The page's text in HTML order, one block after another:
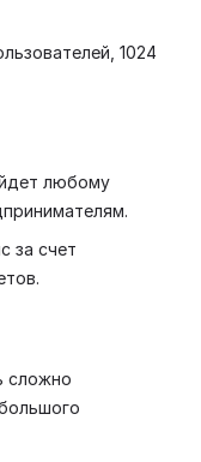
1024
любому
за счет
сложно